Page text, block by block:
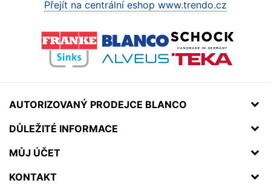
Přejít na centrální eshop www.trendo.cz
AUTORIZOVANÝ PRODEJCE BLANCO
DŮLEŽITÉ INFORMACE
MŮJ ÚČET
KONTAKT